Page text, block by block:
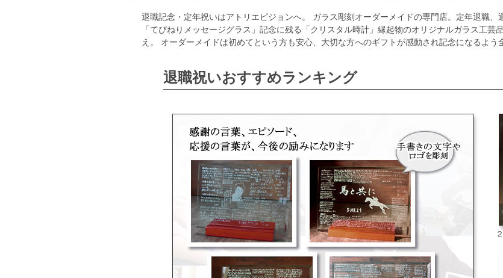
退職記念・定年祝いはアトリエピジョンへ。
ガラス彫刻オーダーメイドの専門店。定年退職
「てびねりメッセージグラス」記念に残る「クリスタル時計」縁起物のオリジナルガラス工
え。 オーダーメイドは初めてという方も安心、大切な方へのギフトが感動され記念になるよう
退職祝いおすすめランキング